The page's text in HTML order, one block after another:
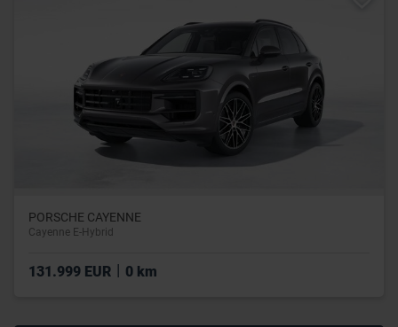
PORSCHE CAYENNE
Cayenne E-Hybrid
131.999 EUR 0 km